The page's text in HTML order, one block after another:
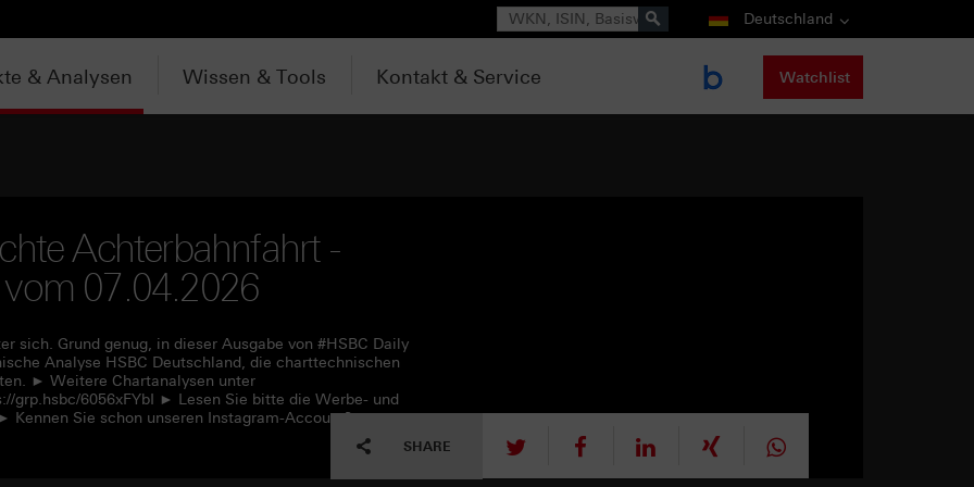
Suche Deutschland
& Analysen Wissen & Tools Kontakt & Service Watchlist
Achterbahnfahrt -
vom 07.04.2026
sich. Grund genug, in dieser Ausgabe von #HSBC Daily
Analyse HSBC Deutschland, die charttechnischen
► Weitere Chartanalysen unter
grp.hsbc/6056xFYbI ► Lesen Sie bitte die Werbe- und
Kennen Sie schon unseren Instagram-Account?
SHARE tweet mitteilen